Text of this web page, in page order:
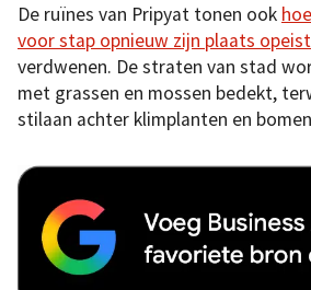
De ruïnes van Pripyat tonen ook
voor stap opnieuw zijn plaats opeist
verdwenen. De straten van stad
met grassen en mossen bedekt,
stilaan achter klimplanten en